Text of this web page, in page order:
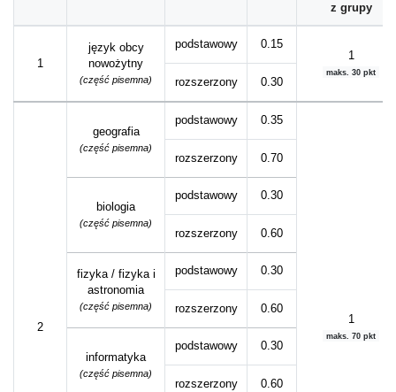
z grupy
1
język obcy
nowożytny
(część pisemna)
podstawowy
0.15
1
maks. 30 pkt
rozszerzony 0.30
2
geografia
(część pisemna)
podstawowy 0.35
1
maks. 70 pkt
rozszerzony 0.70
biologia
(część pisemna)
podstawowy 0.30
rozszerzony 0.60
fizyka / fizyka i
astronomia
(część pisemna)
podstawowy 0.30
rozszerzony 0.60
informatyka
(część pisemna)
podstawowy 0.30
rozszerzony 0.60